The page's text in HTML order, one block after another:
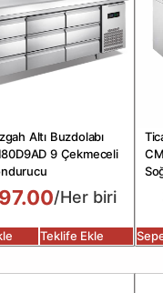
Altı Buzdolabı
9 Çekmeceli
/Her biri
Teklife Ekle